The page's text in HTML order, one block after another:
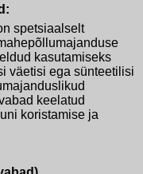
spetsiaalselt
kasutamiseks
väetisi ega sünteetilisi
keelatud
koristamise ja